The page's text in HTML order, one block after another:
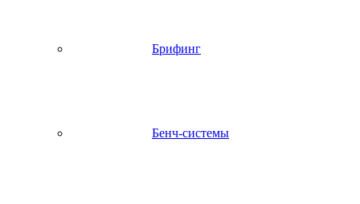
Брифинг
Бенч-системы